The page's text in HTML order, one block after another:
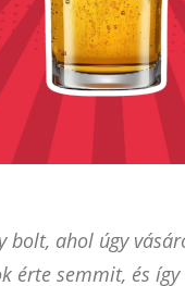
bolt, ahol úgy
érte semmit, és így